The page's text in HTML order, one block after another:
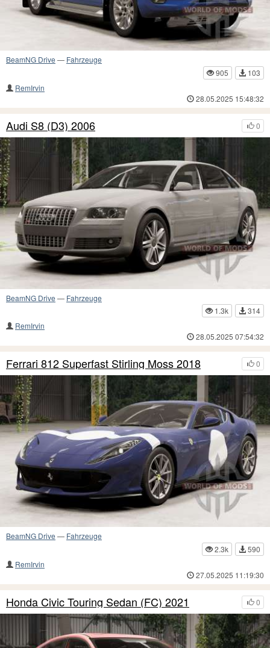
BeamNG Drive — Fahrzeuge
905
103
RemIrvin
28.05.2025 15:48:32
0
Audi S8 (D3) 2006
BeamNG Drive — Fahrzeuge
1.3k
314
RemIrvin
28.05.2025 07:54:32
0
Ferrari 812 Superfast Stirling Moss 2018
BeamNG Drive — Fahrzeuge
2.3k
590
RemIrvin
27.05.2025 11:19:30
0
Honda Civic Touring Sedan (FC) 2021